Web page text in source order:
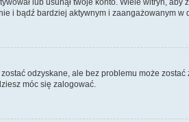
i bądź bardziej aktywnym i zaangażowanym w
odzyskane, ale bez problemu może
móc się zalogować.